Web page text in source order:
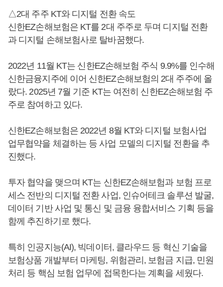
△2대 주주 KT와 디지털 전환 속도
신한EZ손해보험은 KT를 2대 주주로 두며 디지털 전환
과 디지털 손해보험사로 탈바꿈했다.
2022년 11월 KT는 신한EZ손해보험 주식 9.9%를 인수해
신한금융지주에 이어 신한EZ손해보험의 2대 주주에 올
랐다. 2025년 7월 기준 KT는 여전히 신한EZ손해보험 주
주로 참여하고 있다.
신한EZ손해보험은 2022년 8월 KT와 디지털 보험사업
업무협약을 체결하는 등 사업 모델의 디지털 전환을 추
진했다.
투자 협약을 맺으며 KT는 신한EZ손해보험과 보험 프로
세스 전반의 디지털 전환 사업, 인슈어테크 솔루션 발굴,
데이터 기반 사업 및 통신 및 금융 융합서비스 기획 등을
함께 추진하기로 했다.
특히 인공지능(AI), 빅데이터, 클라우드 등 혁신 기술을
보험상품 개발부터 마케팅, 위험관리, 보험금 지급, 민원
처리 등 핵심 보험 업무에 접목한다는 계획을 세웠다.